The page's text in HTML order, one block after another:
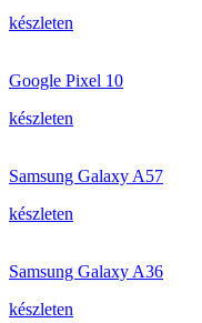
készleten
Google Pixel 10
készleten
Samsung Galaxy A57
készleten
Samsung Galaxy A36
készleten